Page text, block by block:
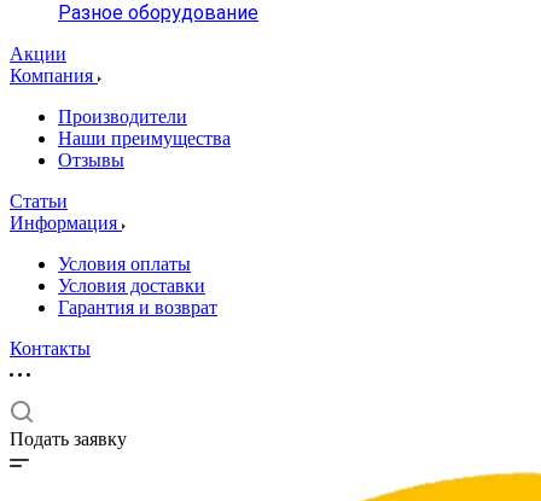
Разное оборудование
Акции
Компания
Производители
Наши преимущества
Отзывы
Статьи
Информация
Условия оплаты
Условия доставки
Гарантия и возврат
Контакты
Подать заявку